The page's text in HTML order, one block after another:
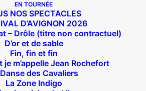
EN TOURNÉE
NOS SPECTACLES
D’AVIGNON 2026
– Drôle (titre non contractuel)
D’or et de sable
Fin, fin et fin
je m’appelle Jean Rochefort
des Cavaliers
La Zone Indigo